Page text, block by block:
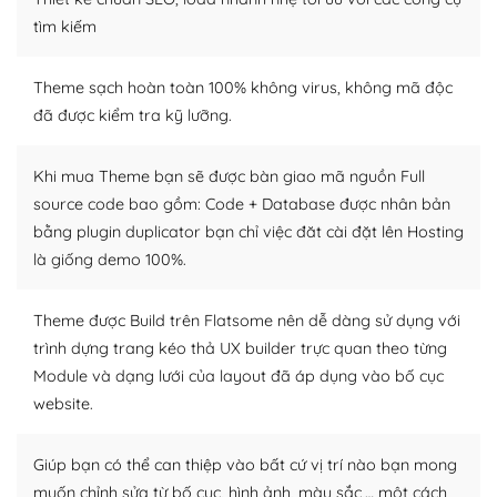
– Sở hữu một cộng đồng lớn, sẵn sàng hỗ trợ
người cuồng tín WordPress.
Nếu bạn gặp khó khăn, bạn có thể lên mạng và tìm
kiếm những cộng đồng WordPress, họ sẽ giúp bạn trả
Cộng đồng sử dụng WordPress sẵn sàng hỗ trợ bạn
– Đa dạng plugin và themes
nhiều plugin trả phí hoặc miễn phí.
tìm kiếm
Theme sạch hoàn toàn 100% không virus, không mã độc
đã được kiểm tra kỹ lưỡng.
Khi mua Theme bạn sẽ được bàn giao mã nguồn Full
source code bao gồm: Code + Database được nhân bản
bằng plugin duplicator bạn chỉ việc đăt cài đặt lên Hosting
là giống demo 100%.
Theme được Build trên Flatsome nên dễ dàng sử dụng với
trình dựng trang kéo thả UX builder trực quan theo từng
Module và dạng lưới của layout đã áp dụng vào bố cục
website.
Giúp bạn có thể can thiệp vào bất cứ vị trí nào bạn mong
muốn chỉnh sửa từ bố cục, hình ảnh, màu sắc,… một cách